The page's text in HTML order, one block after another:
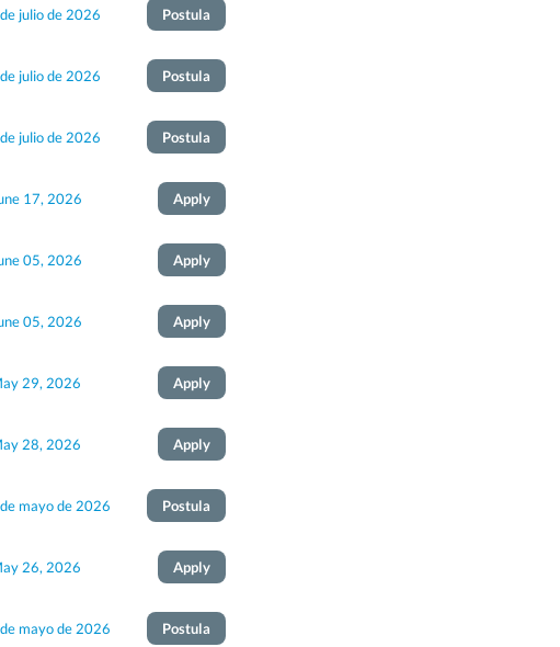
julio de 2026 Postula
julio de 2026 Postula
julio de 2026 Postula
17, 2026 Apply
05, 2026 Apply
05, 2026 Apply
29, 2026 Apply
28, 2026 Apply
mayo de 2026 Postula
26, 2026 Apply
mayo de 2026 Postula